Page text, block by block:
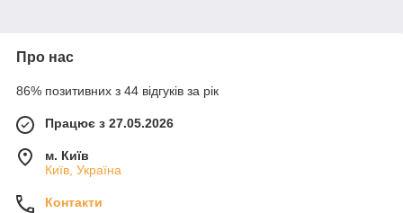
Про нас
86% позитивних з 44 відгуків за рік
Працює з 27.05.2026
м. Київ
Київ, Україна
Контакти